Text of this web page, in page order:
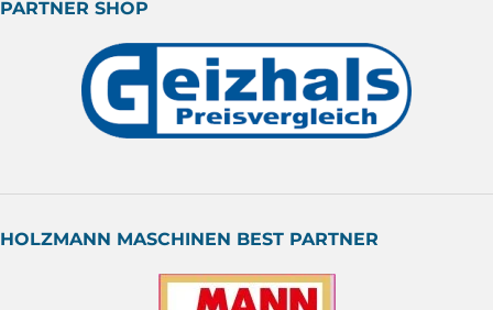
PARTNER SHOP
HOLZMANN MASCHINEN BEST PARTNER